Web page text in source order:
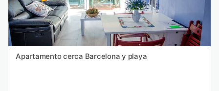
Apartamento cerca Barcelona y playa